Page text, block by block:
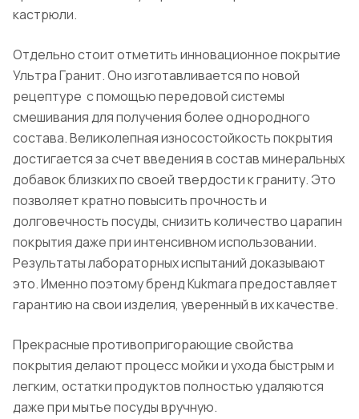
кастрюли.
Отдельно стоит отметить инновационное покрытие
УльтраГранит. Оно изготавливается по новой
рецептуре с помощью передовой системы
смешивания для получения более однородного
состава. Великолепная износостойкость покрытия
достигается за счет введения в состав минеральных
добавок близких по своей твердости к граниту. Это
позволяет кратно повысить прочность и
долговечность посуды, снизить количество царапин
покрытия даже при интенсивном использовании.
Результаты лабораторных испытаний доказывают
это. Именно поэтому брендKukmaraпредоставляет
гарантию на свои изделия, уверенный в их качестве.
Прекрасныепротивопригорающиесвойства
покрытия делают процесс мойки и ухода быстрым и
легким, остатки продуктов полностью удаляются
даже при мытье посуды вручную.